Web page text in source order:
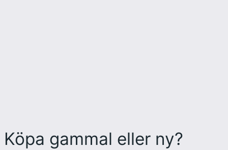
Köpa gammal eller ny?